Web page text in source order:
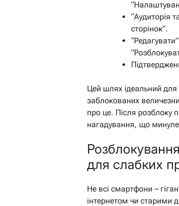
“Аудиторія
сторінок”.
Цей шлях ідеальний для
заблокованих
про це. Після розблоку
нагадування, що
для слабких
Не всі смартфони –
інтернетом чи старими